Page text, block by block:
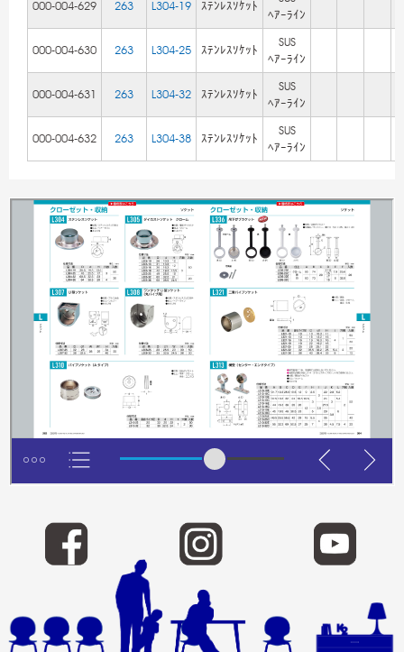
000-004-629 263 L304-19 ｽﾃﾝﾚｽｿｹｯﾄ
ﾍｱｰﾗｲﾝ
000-004-630 263 L304-25 ｽﾃﾝﾚｽｿｹｯﾄ
SUS
ﾍｱｰﾗｲﾝ
000-004-631 263 L304-32 ｽﾃﾝﾚｽｿｹｯﾄ
SUS
ﾍｱｰﾗｲﾝ
000-004-632 263 L304-38 ｽﾃﾝﾚｽｿｹｯﾄ
SUS
ﾍｱｰﾗｲﾝ